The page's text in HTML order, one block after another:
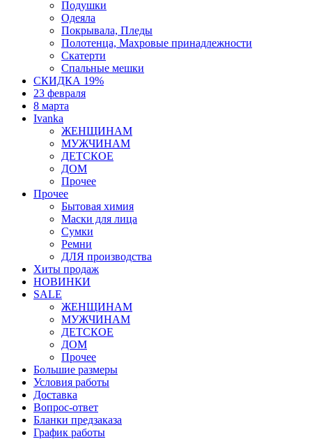
Подушки
Одеяла
Покрывала, Пледы
Полотенца, Махровые принадлежности
Скатерти
Спальные мешки
СКИДКА 19%
23 февраля
8 марта
Ivanka
ЖЕНЩИНАМ
МУЖЧИНАМ
ДЕТСКОЕ
ДОМ
Прочее
Прочее
Бытовая химия
Маски для лица
Сумки
Ремни
ДЛЯ производства
Хиты продаж
НОВИНКИ
SALE
ЖЕНЩИНАМ
МУЖЧИНАМ
ДЕТСКОЕ
ДОМ
Прочее
Большие размеры
Условия работы
Доставка
Вопрос-ответ
Бланки предзаказа
График работы